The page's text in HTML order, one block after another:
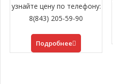
узнайте цену по телефону:
8(843) 205-59-90
Подробнее